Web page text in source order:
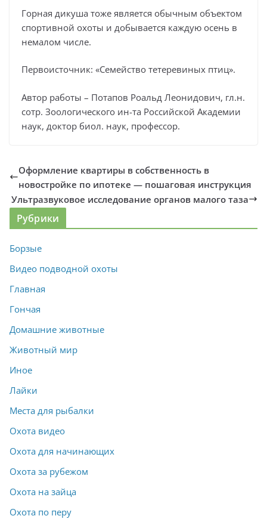
Горная дикуша тоже является обычным объектом
спортивной охоты и добывается каждую осень в
немалом числе.
Первоисточник: «Семейство тетеревиных птиц».
Автор работы – Потапов Роальд Леонидович, гл.н.
сотр. Зоологического ин-та Российской Академии
наук, доктор биол. наук, профессор.
Оформление квартиры в собственность в
новостройке по ипотеке — пошаговая инструкция
Ультразвуковое исследование органов малого таза
Рубрики
Борзые
Видео подводной охоты
Главная
Гончая
Домашние животные
Животный мир
Иное
Лайки
Места для рыбалки
Охота видео
Охота для начинающих
Охота за рубежом
Охота на зайца
Охота по перу